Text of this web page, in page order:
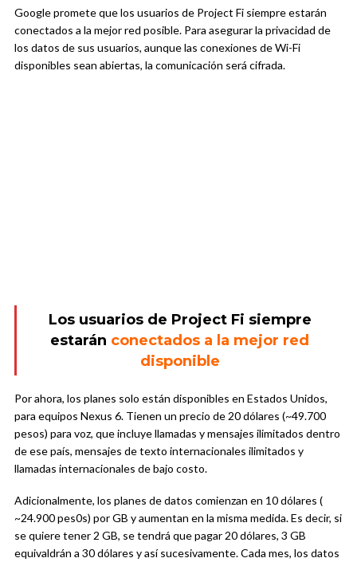
Google promete que los usuarios de Project Fi siempre estarán
conectados a la mejor red posible. Para asegurar la privacidad de
los datos de sus usuarios, aunque las conexiones de Wi-Fi
disponibles sean abiertas, la comunicación será cifrada.
Los usuarios de Project Fi siempre
estarán conectados a la mejor red
disponible
Por ahora, los planes solo están disponibles en Estados Unidos,
para equipos Nexus 6. Tienen un precio de 20 dólares (~49.700
pesos) para voz, que incluye llamadas y mensajes ilimitados dentro
de ese país, mensajes de texto internacionales ilimitados y
llamadas internacionales de bajo costo.
Adicionalmente, los planes de datos comienzan en 10 dólares (
~24.900 pes0s) por GB y aumentan en la misma medida. Es decir, si
se quiere tener 2 GB, se tendrá que pagar 20 dólares, 3 GB
equivaldrán a 30 dólares y así sucesivamente. Cada mes, los datos